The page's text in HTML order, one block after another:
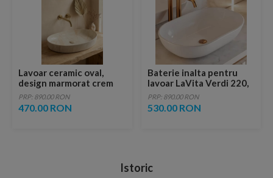
Lavoar ceramic oval,
design marmorat crem
lucios cu vene aurii,
ventil inclus
PRP: 890.00 RON
470.00 RON
Baterie inalta pentru
lavoar LaVita Verdi 220,
fara ventil, brushed
copper
PRP: 890.00 RON
530.00 RON
Istoric